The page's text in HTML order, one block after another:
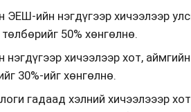
ЭЕШ-ийн нэгдүгээр хичээлээр
50% хөнгөлнө.
нэгдүгээр хичээлээр хот,
30%-ийг хөнгөлнө.
гадаад хэлний хичээлэээр